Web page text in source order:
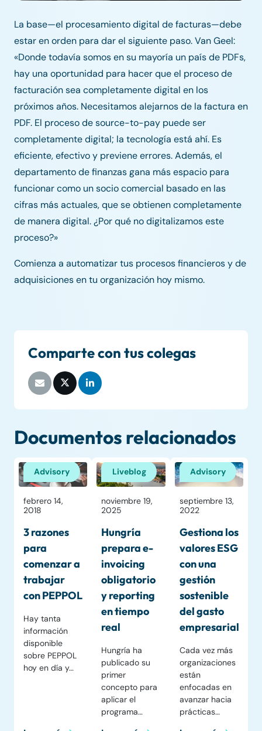
La base—el procesamiento digital de facturas—debe
estar en orden para dar el siguiente paso. Van Geel:
«Donde todavía somos en su mayoría un país de PDFs,
hay una oportunidad para hacer que el proceso de
facturación sea completamente digital en los
próximos años. Necesitamos alejarnos de la factura en
PDF. El proceso de source-to-pay puede ser
completamente digital; la tecnología está ahí. Es
eficiente, efectivo y previene errores. Además, el
departamento de finanzas gana más espacio para
funcionar como un socio comercial basado en las
cifras más actuales, que se obtienen completamente
de manera digital. ¿Por qué no digitalizamos este
proceso?»
Comienza a automatizar tus procesos financieros y de
adquisiciones en tu organización hoy mismo.
Comparte con tus colegas
Documentos relacionados
Advisory
febrero 14,
2018
3 razones
para
comenzar a
trabajar
con PEPPOL
Hay tanta
información
disponible
sobre PEPPOL
hoy en día y…
Liveblog
noviembre 19,
2025
Hungría
prepara e-
invoicing
obligatorio
y reporting
en tiempo
real
Hungría ha
publicado su
primer
concepto para
aplicar el
programa…
Advisory
septiembre 13,
2022
Gestiona los
valores ESG
con una
gestión
sostenible
del gasto
empresarial
Cada vez más
organizaciones
están
enfocadas en
avanzar hacia
prácticas…